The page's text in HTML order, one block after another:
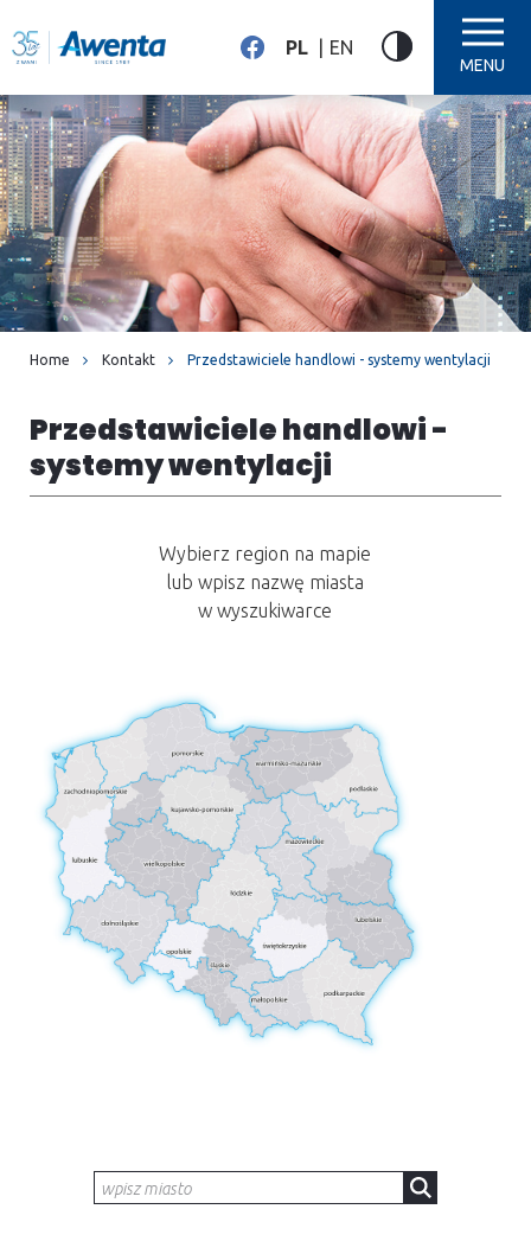
PL EN
MENU
Home Kontakt Przedstawiciele handlowi - systemy wentylacji
Przedstawiciele handlowi -
systemy wentylacji
Wybierz region na mapie
lub wpisz nazwę miasta
w wyszukiwarce